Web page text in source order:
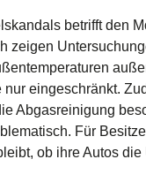
betrifft den
zeigen
eingeschränkt.
Abgasreinigung
Für
ob ihre Autos